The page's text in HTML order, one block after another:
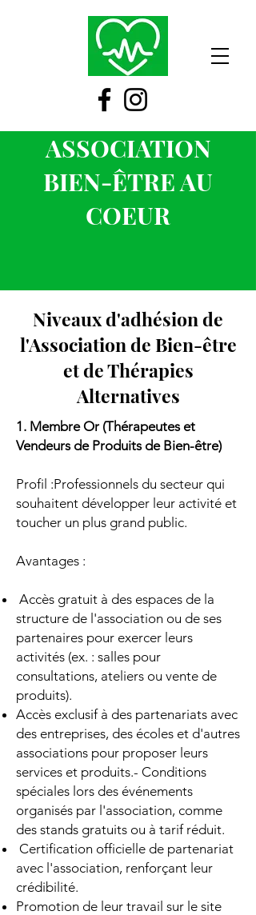
ASSOCIATION
BIEN-ÊTRE AU
COEUR
Niveaux d'adhésion de
l'Association de Bien-être
et de Thérapies
Alternatives
1. Membre Or (Thérapeutes et
Vendeurs de Produits de Bien-être)
Profil :Professionnels du secteur qui
souhaitent développer leur activité et
toucher un plus grand public.
Avantages :
Accès gratuit à des espaces de la
structure de l'association ou de ses
partenaires pour exercer leurs
activités (ex. : salles pour
consultations, ateliers ou vente de
produits).
Accès exclusif à des partenariats avec
des entreprises, des écoles et d'autres
associations pour proposer leurs
services et produits.- Conditions
spéciales lors des événements
organisés par l'association, comme
des stands gratuits ou à tarif réduit.
Certification officielle de partenariat
avec l'association, renforçant leur
crédibilité.
Promotion de leur travail sur le site